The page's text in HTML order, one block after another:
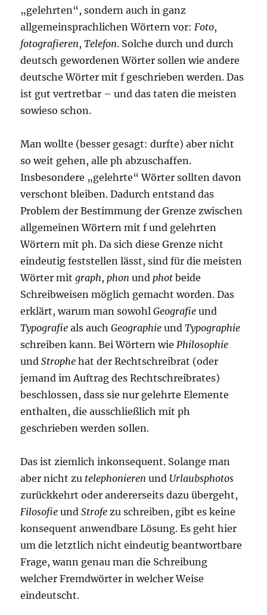
„gelehrten“, sondern auch in ganz
allgemeinsprachlichen Wörtern vor:Foto,
fotografieren,Telefon. Solche durch und durch
deutsch gewordenen Wörter sollen wie andere
deutsche Wörter mit f geschrieben werden. Das
ist gut vertretbar – und das taten die meisten
sowieso schon.
Man wollte (besser gesagt: durfte) aber nicht
so weit gehen, alle ph abzuschaffen.
Insbesondere „gelehrte“ Wörter sollten davon
verschont bleiben. Dadurch entstand das
Problem der Bestimmung der Grenze zwischen
allgemeinen Wörtern mit f und gelehrten
Wörtern mit ph. Da sich diese Grenze nicht
eindeutig feststellen lässt, sind für die meisten
Wörter mitgraph,phon undphot beide
Schreibweisen möglich gemacht worden. Das
erklärt, warum man sowohlGeografie und
Typografie als auchGeographie undTypographie
schreiben kann. Bei Wörtern wiePhilosophie
undStrophe hat der Rechtschreibrat (oder
jemand im Auftrag des Rechtschreibrates)
beschlossen, dass sie nur gelehrte Elemente
enthalten, die ausschließlich mit ph
geschrieben werden sollen.
Das ist ziemlich inkonsequent. Solange man
aber nicht zu telephonieren und Urlaubsphotos
zurückkehrt oder andererseits dazu übergeht,
Filosofie undStrofe zu schreiben, gibt es keine
konsequent anwendbare Lösung. Es geht hier
um die letztlich nicht eindeutig beantwortbare
Frage, wann genau man die Schreibung
welcher Fremdwörter in welcher Weise
eindeutscht.